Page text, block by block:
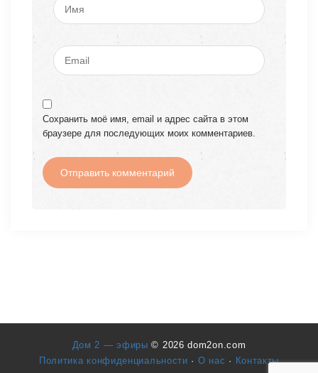
Сохранить моё имя, email и адрес сайта в этом
браузере для последующих моих комментариев.
Дом 2 — эфиры© 2026 dom2on.com
Политика конфиденциальности · О нас · Контакты